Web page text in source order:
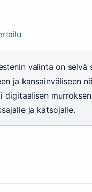
valinta on selvä
ja kansainväliseen
digitaalisen
ja katsojalle.